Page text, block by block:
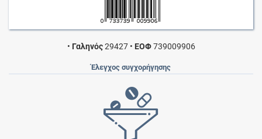
• Γαληνός29427 • ΕΟΦ739009906
Έλεγχος συγχορήγησης